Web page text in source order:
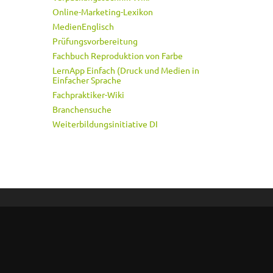
Online-Marketing-Lexikon
MedienEnglisch
Prüfungsvorbereitung
Fachbuch Reproduktion von Farbe
LernApp Einfach (Druck und Medien in
Einfacher Sprache
Fachpraktiker-Wiki
Branchensuche
Weiterbildungsinitiative DI